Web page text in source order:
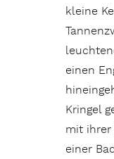
kleine
einen
Kringel
mit ihrer
einer